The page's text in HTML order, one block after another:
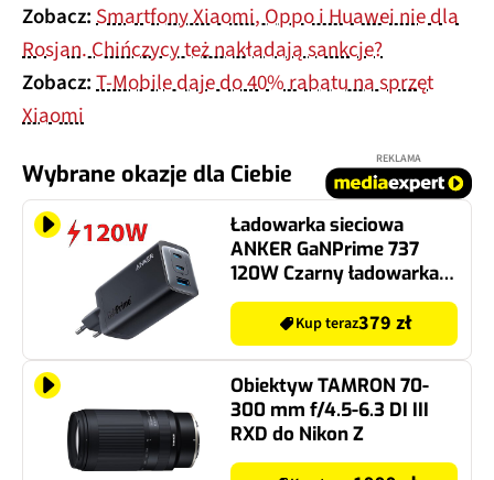
Zobacz:Smartfony Xiaomi, Oppo i Huawei nie dla
Rosjan. Chińczycy też nakładają sankcje?
Zobacz:T-Mobile daje do 40% rabatu na sprzęt
Xiaomi
Wybrane okazje dla Ciebie
REKLAMA
Ładowarka sieciowa
ANKER GaNPrime 737
120W Czarny ładowarka
do telefonu USB, USB-C
Kup teraz379 zł
Obiektyw TAMRON 70-
300 mm f/4.5-6.3 DI III
RXD do Nikon Z